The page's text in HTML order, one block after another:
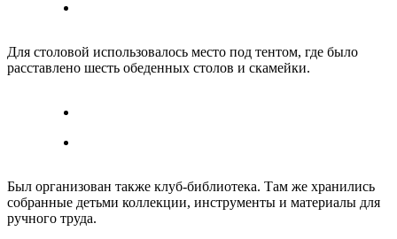
Для столовой использовалось место под тентом, где было
расставлено шесть обеденных столов и скамейки.
Был организован также клуб-библиотека. Там же хранились
собранные детьми коллекции, инструменты и материалы для
ручного труда.